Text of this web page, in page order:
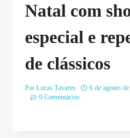
Natal com
especial e
de clássicos
Por Lucas Tavares
6 de agosto
0 Comentários